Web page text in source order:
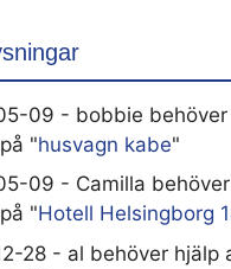
09 - bobbie
"husvagn kabe"
09 - Camilla
"Hotell Helsingborg
28 - al behöver hjälp